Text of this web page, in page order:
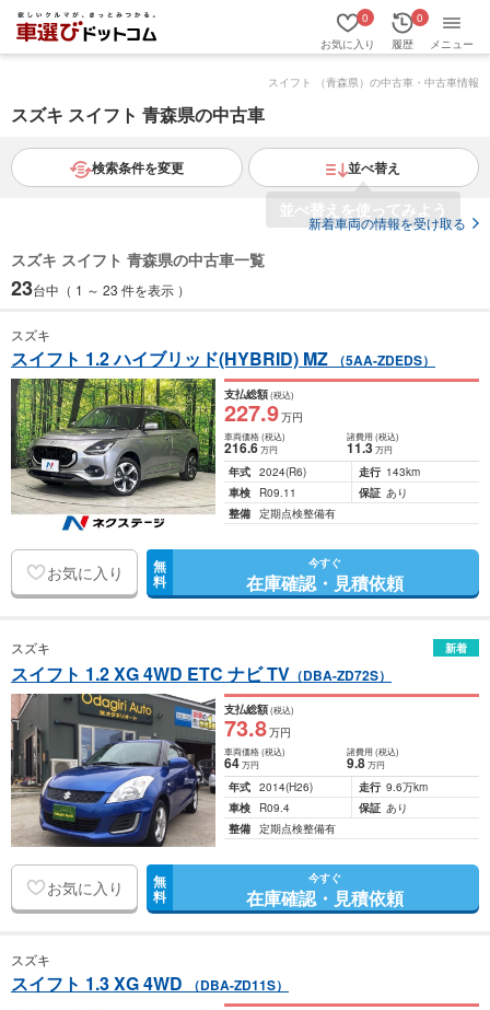
お気に入り
0
履歴
0
メニュー
スイフト （青森県）の中古車・中古車情報
スズキ スイフト 青森県の中古車
検索条件を変更 並べ替え
新着車両の情報を受け取る
スズキ スイフト 青森県の中古車一覧
23台中（ 1 ～ 23 件を表示 ）
スズキ
スイフト 1.2 ハイブリッド(HYBRID) MZ （5AA-ZDEDS）
支払総額(税込)
227.9万円
車両価格(税込)
216.6万円
諸費用 (税込)
11.3 万円
年式 2024(R6) 走行 143km
車検
R09.11 保証 あり
整備 定期点検整備有
お気に入り 無
料
今すぐ
在庫確認・見積依頼
スズキ 新着
スイフト 1.2 XG 4WD ETC ナビ TV （DBA-ZD72S）
支払総額(税込)
73.8万円
車両価格(税込)
64万円
諸費用 (税込)
9.8 万円
年式 2014(H26) 走行 9.6万km
車検
R09.4 保証 あり
整備 定期点検整備有
お気に入り 無
料
今すぐ
在庫確認・見積依頼
スズキ
スイフト 1.3 XG 4WD （DBA-ZD11S）